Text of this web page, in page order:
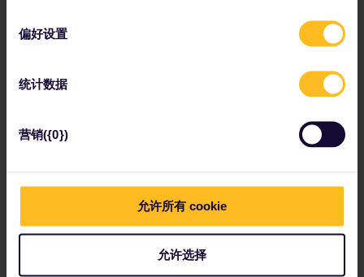
偏好设置
统计数据
营销({0})
允许所有 cookie
允许选择
Eurail欧铁全境通票：
在2个月内旅行10天：409欧元
总计：一人共486欧元
查看此通票